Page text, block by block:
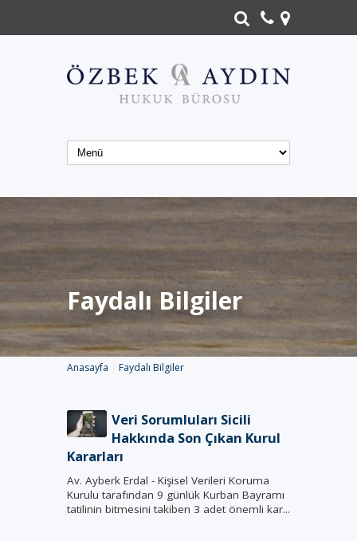
Faydalı Bilgiler
Anasayfa Faydalı Bilgiler
Veri Sorumluları Sicili
Hakkında Son Çıkan Kurul
Kararları
Av. Ayberk Erdal - Kişisel Verileri Koruma
Kurulu tarafından 9 günlük Kurban Bayramı
tatilinin bitmesini takiben 3 adet önemli kar...